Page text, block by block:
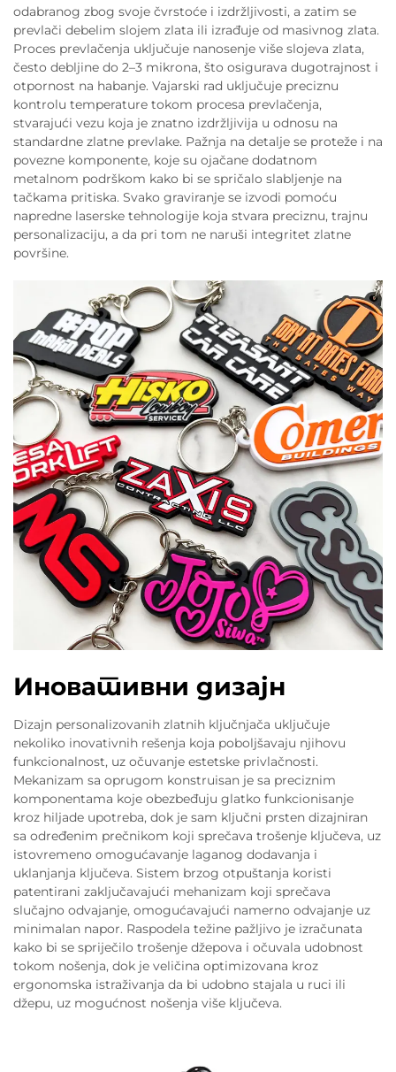
odabranog zbog svoje čvrstoće i izdržljivosti, a zatim se
prevlači debelim slojem zlata ili izrađuje od masivnog zlata.
Proces prevlačenja uključuje nanosenje više slojeva zlata,
često debljine do 2–3 mikrona, što osigurava dugotrajnost i
otpornost na habanje. Vajarski rad uključuje preciznu
kontrolu temperature tokom procesa prevlačenja,
stvarajući vezu koja je znatno izdržljivija u odnosu na
standardne zlatne prevlake. Pažnja na detalje se proteže i na
povezne komponente, koje su ojačane dodatnom
metalnom podrškom kako bi se spričalo slabljenje na
tačkama pritiska. Svako graviranje se izvodi pomoću
napredne laserske tehnologije koja stvara preciznu, trajnu
personalizaciju, a da pri tom ne naruši integritet zlatne
površine.
Иновативни дизајн
Dizajn personalizovanih zlatnih ključnjača uključuje
nekoliko inovativnih rešenja koja poboljšavaju njihovu
funkcionalnost, uz očuvanje estetske privlačnosti.
Mekanizam sa oprugom konstruisan je sa preciznim
komponentama koje obezbeđuju glatko funkcionisanje
kroz hiljade upotreba, dok je sam ključni prsten dizajniran
sa određenim prečnikom koji sprečava trošenje ključeva, uz
istovremeno omogućavanje laganog dodavanja i
uklanjanja ključeva. Sistem brzog otpuštanja koristi
patentirani zaključavajući mehanizam koji sprečava
slučajno odvajanje, omogućavajući namerno odvajanje uz
minimalan napor. Raspodela težine pažljivo je izračunata
kako bi se spriječilo trošenje džepova i očuvala udobnost
tokom nošenja, dok je veličina optimizovana kroz
ergonomska istraživanja da bi udobno stajala u ruci ili
džepu, uz mogućnost nošenja više ključeva.